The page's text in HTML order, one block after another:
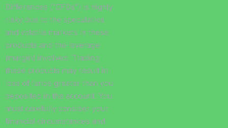
Differences (“CFDs”) is highly
risky due to the speculative
and volatile markets in these
products and the leverage
(margin) involved. Trading
these products may result in
loss of funds greater than you
deposited in the account. You
must carefully consider your
financial circumstances and